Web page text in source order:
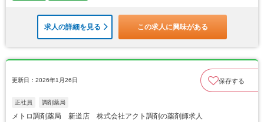
求人の詳細を見る この求人に興味がある
更新日：2026年1月26日 保存する
正社員 調剤薬局
メトロ調剤薬局 新道店 株式会社アクト調剤の薬剤師求人